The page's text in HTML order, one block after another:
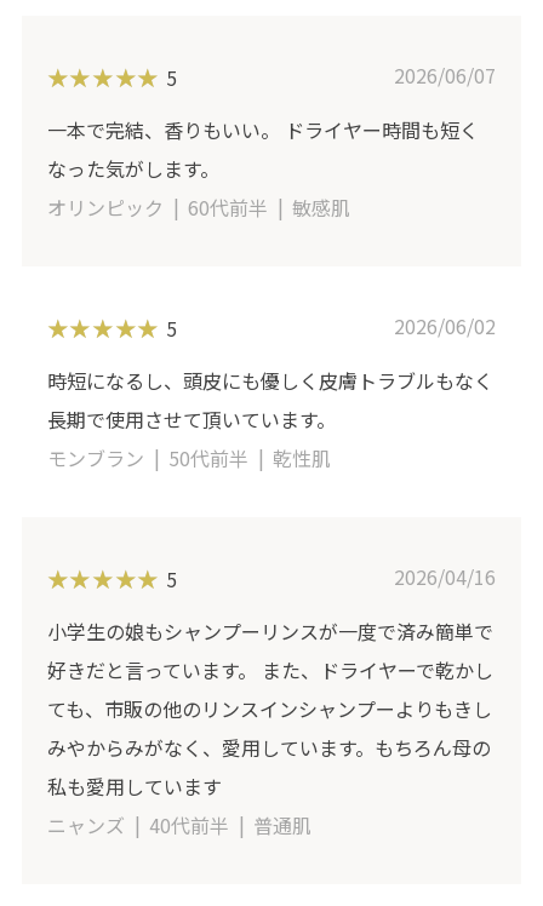
5
2026/06/07
一本で完結、香りもいい。 ドライヤー時間も短く
なった気がします。
オリンピック
60代前半 敏感肌
5
2026/06/02
時短になるし、頭皮にも優しく皮膚トラブルもなく
長期で使用させて頂いています。
モンブラン
50代前半 乾性肌
5
2026/04/16
小学生の娘もシャンプーリンスが一度で済み簡単で
好きだと言っています。 また、ドライヤーで乾かし
ても、市販の他のリンスインシャンプーよりもきし
みやからみがなく、愛用しています。もちろん母の
私も愛用しています
ニャンズ
40代前半 普通肌